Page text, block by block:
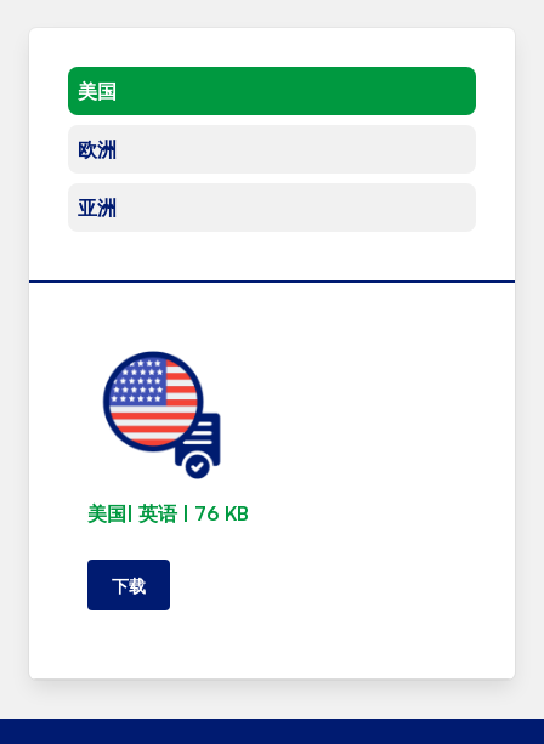
美国
欧洲
亚洲
美国| 英语 | 76 KB
下载